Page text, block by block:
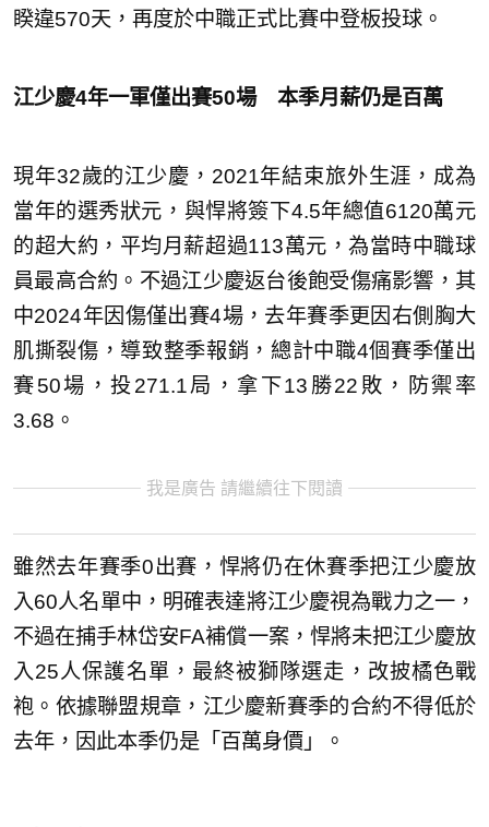
睽違570天，再度於中職正式比賽中登板投球。
江少慶4年一軍僅出賽50場 本季月薪仍是百萬
現年32歲的江少慶，2021年結束旅外生涯，成為
當年的選秀狀元，與悍將簽下4.5年總值6120萬元
的超大約，平均月薪超過113萬元，為當時中職球
員最高合約。不過江少慶返台後飽受傷痛影響，其
中2024年因傷僅出賽4場，去年賽季更因右側胸大
肌撕裂傷，導致整季報銷，總計中職4個賽季僅出
賽50場，投271.1局，拿下13勝22敗，防禦率
3.68。
我是廣告 請繼續往下閱讀
雖然去年賽季0出賽，悍將仍在休賽季把江少慶放
入60人名單中，明確表達將江少慶視為戰力之一，
不過在捕手林岱安FA補償一案，悍將未把江少慶放
入25人保護名單，最終被獅隊選走，改披橘色戰
袍。依據聯盟規章，江少慶新賽季的合約不得低於
去年，因此本季仍是「百萬身價」。